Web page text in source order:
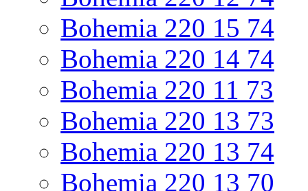
Bohemia 220 15 74
Bohemia 220 14 74
Bohemia 220 11 73
Bohemia 220 13 73
Bohemia 220 13 74
Bohemia 220 13 70